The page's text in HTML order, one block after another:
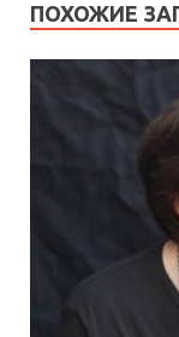
ПОХОЖИЕ